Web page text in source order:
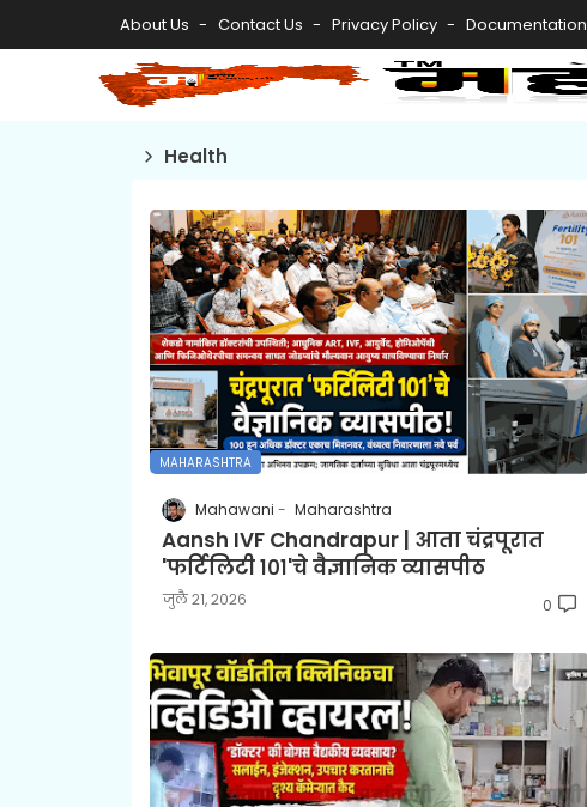
About Us Contact Us Privacy Policy Documentation
Health
MAHARASHTRA
Mahawani Maharashtra
Aansh IVF Chandrapur | आता चंद्रपूरात
'फर्टिलिटी १०१'चे वैज्ञानिक व्यासपीठ
जुलै २१, २०२६ 0